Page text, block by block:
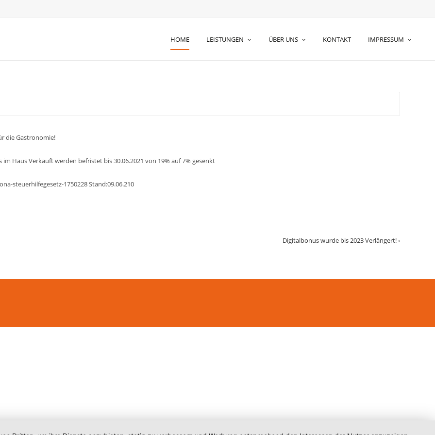
HOME LEISTUNGEN ÜBER UNS KONTAKT IMPRESSUM
die Gastronomie!
Haus Verkauft werden befristet bis 30.06.2021 von 19% auf 7% gesenkt
steuerhilfegesetz-1750228 Stand:09.06.210
Digitalbonus wurde bis 2023 Verlängert!›